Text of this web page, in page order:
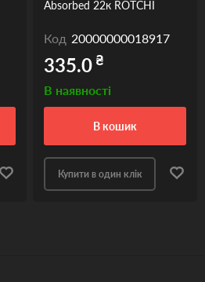
Absorbed 22к ROTCHI
Код 20000000018917
335.0₴
В наявності
в кошик
Купити в один клік